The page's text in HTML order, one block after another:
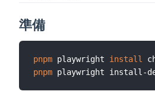
準備
pnpm playwright install
pnpm